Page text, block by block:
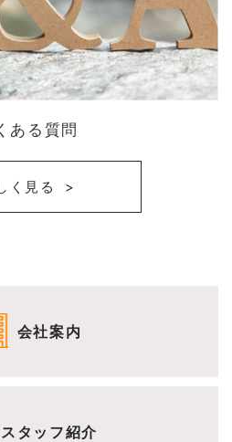
ある質問
く見る
会社案内
スタッフ紹介